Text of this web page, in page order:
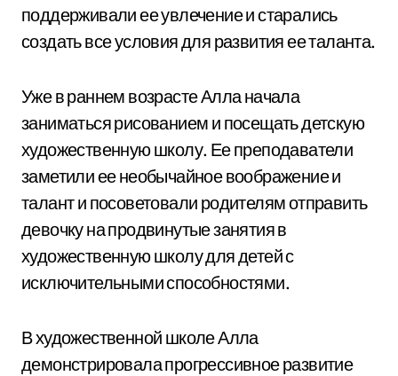
поддерживали ее увлечение и старались
создать все условия для развития ее таланта.
Уже в раннем возрасте Алла начала
заниматься рисованием и посещать детскую
художественную школу. Ее преподаватели
заметили ее необычайное воображение и
талант и посоветовали родителям отправить
девочку на продвинутые занятия в
художественную школу для детей с
исключительными способностями.
В художественной школе Алла
демонстрировала прогрессивное развитие